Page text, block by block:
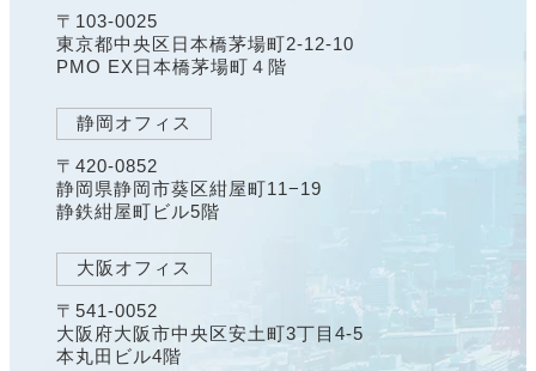
〒103-0025
東京都中央区日本橋茅場町2-12-10
PMO EX日本橋茅場町４階
静岡オフィス
〒420-0852
静岡県静岡市葵区紺屋町11−19
静鉄紺屋町ビル5階
大阪オフィス
〒541-0052
大阪府大阪市中央区安土町3丁目4-5
本丸田ビル4階